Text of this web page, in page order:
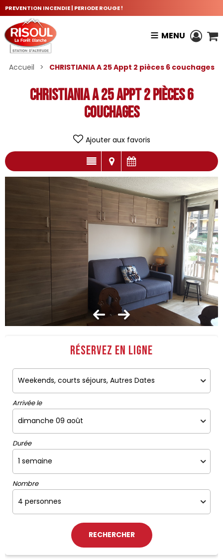
PREVENTION INCENDIE | PERIODE ROUGE !
MENU
Accueil > CHRISTIANIA A 25 Appt 2 pièces 6 couchages
CHRISTIANIA A 25 Appt 2 pièces 6
couchages
Ajouter aux favoris
Réservez en ligne
Arrivée le
Durée
Nombre